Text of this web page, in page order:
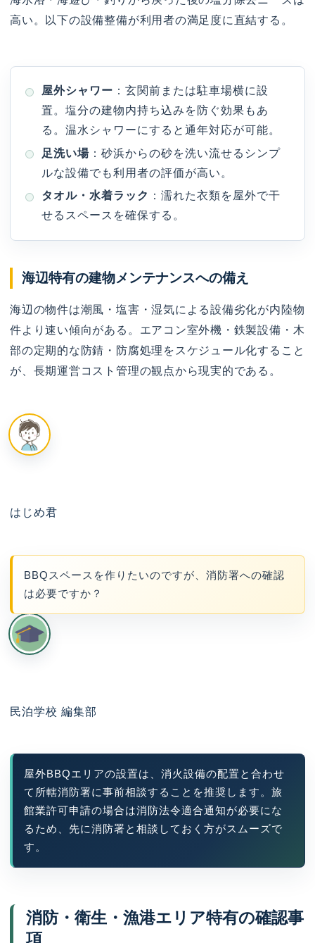
高い。以下の設備整備が利用者の満足度に直結する。
屋外シャワー ：玄関前または駐車場横に設
置。塩分の建物内持ち込みを防ぐ効果もあ
る。温水シャワーにすると通年対応が可能。
足洗い場 ：砂浜からの砂を洗い流せるシンプ
ルな設備でも利用者の評価が高い。
タオル・水着ラック ：濡れた衣類を屋外で干
せるスペースを確保する。
海辺特有の建物メンテナンスへの備え
海辺の物件は潮風・塩害・湿気による設備劣化が内陸物
件より速い傾向がある。エアコン室外機・鉄製設備・木
部の定期的な防錆・防腐処理をスケジュール化すること
が、長期運営コスト管理の観点から現実的である。
はじめ君
BBQスペースを作りたいのですが、消防署への確認
は必要ですか？
民泊学校 編集部
屋外BBQエリアの設置は、消火設備の配置と合わせ
て所轄消防署に事前相談することを推奨します。旅
館業許可申請の場合は消防法令適合通知が必要にな
るため、先に消防署と相談しておく方がスムーズで
す。
消防・衛生・漁港エリア特有の確認事
項